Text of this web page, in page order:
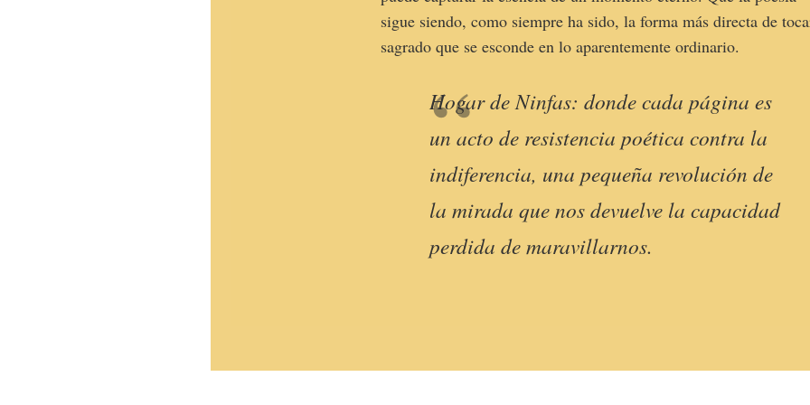
sigue siendo, como siempre ha sido, la forma más directa de
sagrado que se esconde en lo aparentemente ordinario.
Hogar de Ninfas: donde cada página es
un acto de resistencia poética contra la
indiferencia, una pequeña revolución de
la mirada que nos devuelve la capacidad
perdida de maravillarnos.